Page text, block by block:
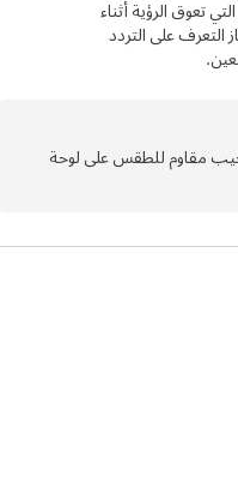
الرؤية أثناء
على التردد
للطقس على لوحة